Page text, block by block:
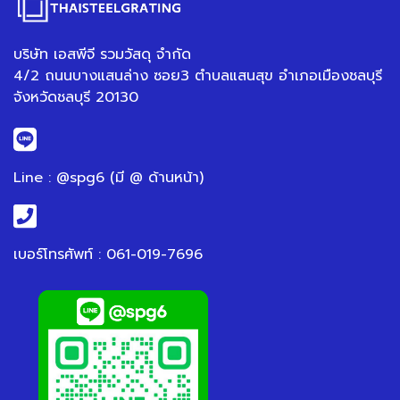
บริษัท เอสพีจี รวมวัสดุ จำกัด
4/2 ถนนบางแสนล่าง ซอย3 ตำบลแสนสุข อำเภอเมืองชลบุรี
จังหวัดชลบุรี 20130
Line : @spg6 (มี @ ด้านหน้า)
เบอร์โทรศัพท์ : 061-019-7696